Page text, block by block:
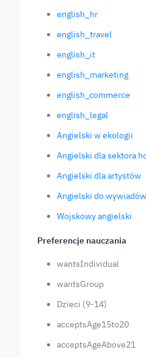
english_hr
english_travel
english_it
english_marketing
english_commerce
english_legal
Angielski w ekologii
Angielski dla sektora
Angielski dla artystów
Angielski do wywiadów
Wojskowy angielski
Preferencje nauczania
wantsIndividual
wantsGroup
Dzieci (9-14)
acceptsAge15to20
acceptsAgeAbove21